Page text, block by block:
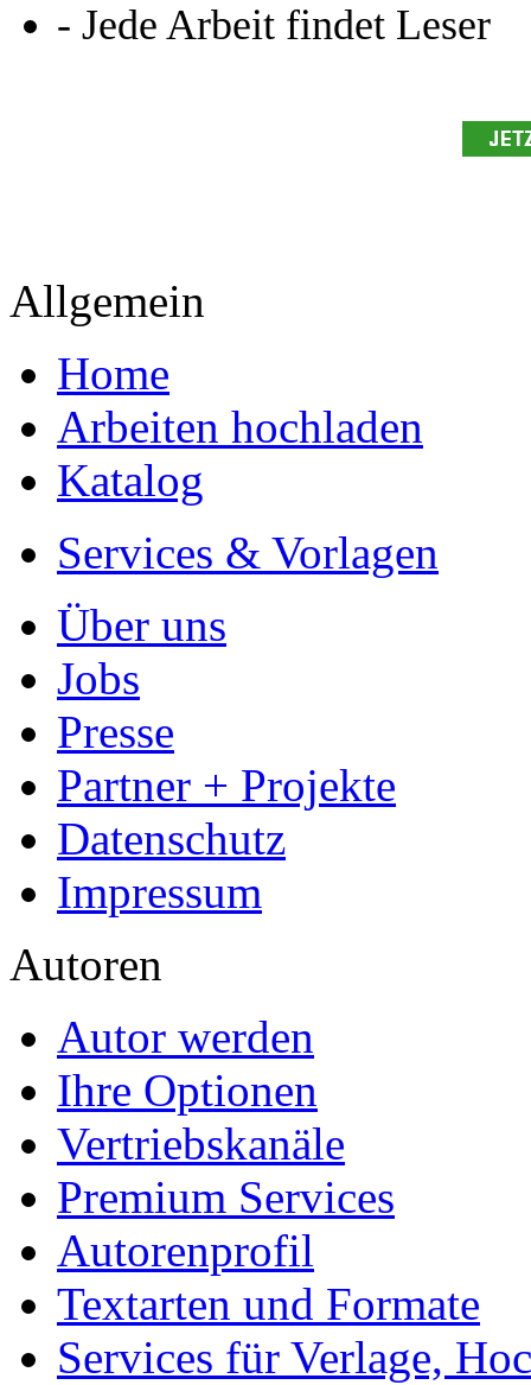
- Jede Arbeit findet Leser
Allgemein
Home
Arbeiten hochladen
Katalog
Services & Vorlagen
Über uns
Jobs
Presse
Partner + Projekte
Datenschutz
Impressum
Autoren
Autor werden
Ihre Optionen
Vertriebskanäle
Premium Services
Autorenprofil
Textarten und Formate
Services für Verlage,